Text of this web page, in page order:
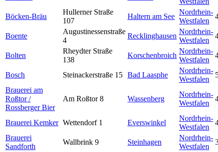
Böcken-Bräu
Hullerner Straße
107
Haltern am See
Nordrhein-
Westfalen
Boente
Augustinessenstraße
4
Recklinghausen
Nordrhein-
Westfalen
Bolten
Rheydter Straße
138
Korschenbroich
Nordrhein-
Westfalen
Bosch Steinackerstraße 15 Bad Laasphe
Nordrhein-
Westfalen
Brauerei am
Roßtor /
Rossberger Bier
Am Roßtor 8 Wassenberg
Nordrhein-
Westfalen
Brauerei Kemker Wettendorf 1 Everswinkel
Nordrhein-
Westfalen
Brauerei
Sandforth
Wallbrink 9 Steinhagen
Nordrhein-
Westfalen